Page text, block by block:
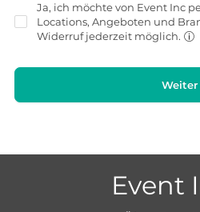
Ja, ich möchte von Event Inc
Locations, Angeboten und
Widerruf jederzeit möglich.
Weiter
Event